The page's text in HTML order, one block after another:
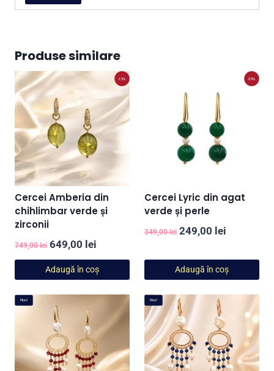
Produse similare
-13%
Cercei Amberia din
chihlimbar verde și
zirconii
749,00lei Prețul
inițial
a
fost:
749,00 lei.
649,00 lei
curent
este:
649,00 lei.
Adaugă în coș
-29%
Cercei Lyric din agat
verde și perle
349,00lei Prețul
a
fost:
349,00 lei.
249,00 lei
este:
249,00
Adaugă în coș
Nou! Nou!